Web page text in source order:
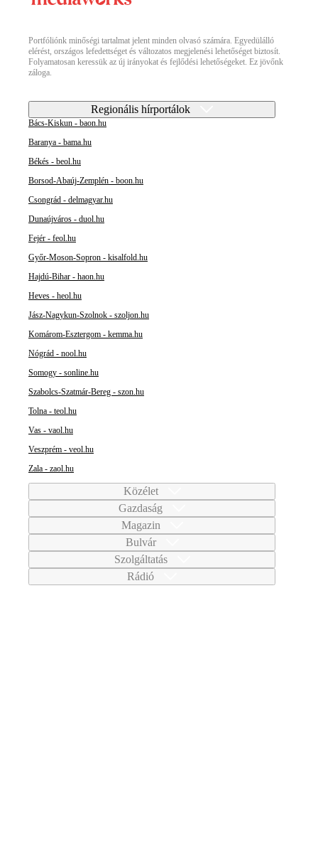
Portfóliónk minőségi tartalmat jelent minden olvasó számára. Egyedülálló
elérést, országos lefedettséget és változatos megjelenési lehetőséget biztosít.
Folyamatosan keressük az új irányokat és fejlődési lehetőségeket. Ez jövőnk
záloga.
Regionális hírportálok
Bács-Kiskun - baon.hu
Baranya - bama.hu
Békés - beol.hu
Borsod-Abaúj-Zemplén - boon.hu
Csongrád - delmagyar.hu
Dunaújváros - duol.hu
Fejér - feol.hu
Győr-Moson-Sopron - kisalfold.hu
Hajdú-Bihar - haon.hu
Heves - heol.hu
Jász-Nagykun-Szolnok - szoljon.hu
Komárom-Esztergom - kemma.hu
Nógrád - nool.hu
Somogy - sonline.hu
Szabolcs-Szatmár-Bereg - szon.hu
Tolna - teol.hu
Vas - vaol.hu
Veszprém - veol.hu
Zala - zaol.hu
Közélet
Gazdaság
Magazin
Bulvár
Szolgáltatás
Rádió